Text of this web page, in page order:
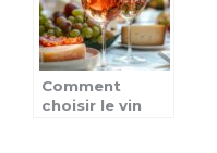
Comment
choisir le vin